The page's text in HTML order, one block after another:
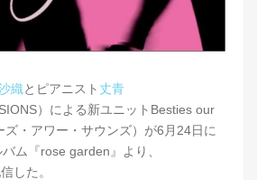
織とピアニスト丈青
）による新ユニットBesties our
・アワー・サウンズ）が6月24日に
ム『rose garden』より、
した。